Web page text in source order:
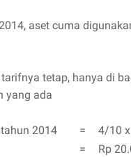
aset cuma
tetap, hanya di
yang ada
2014 =
4/10
=
Rp